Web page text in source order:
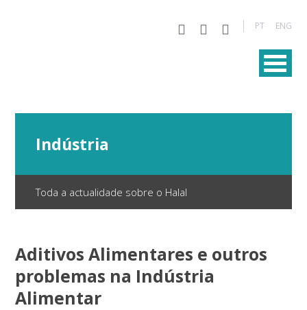
PT ENG
Indústria
Toda a actualidade sobre o Halal
Aditivos Alimentares e outros
problemas na Indústria
Alimentar